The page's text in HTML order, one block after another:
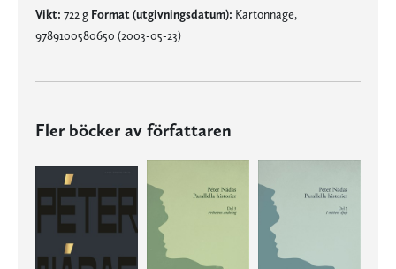
Vikt: 722 g Format (utgivningsdatum): Kartonnage,
9789100580650 (2003-05-23)
Fler böcker av författaren